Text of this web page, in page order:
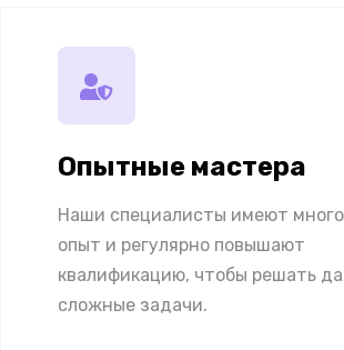
Опытные мастера
Наши специалисты имеют
опыт и регулярно повышают
квалификацию, чтобы решать
сложные задачи.